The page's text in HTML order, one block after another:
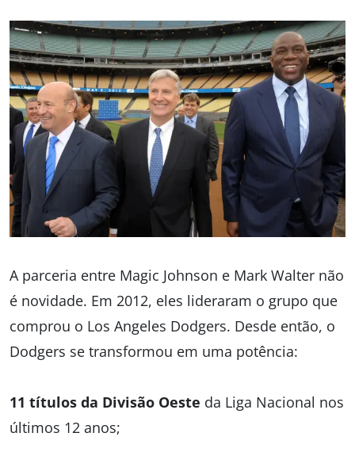
A parceria entre Magic Johnson e Mark Walter não
é novidade. Em 2012, eles lideraram o grupo que
comprou o Los Angeles Dodgers. Desde então, o
Dodgers se transformou em uma potência:
11 títulos da Divisão Oeste da Liga Nacional nos
últimos 12 anos;